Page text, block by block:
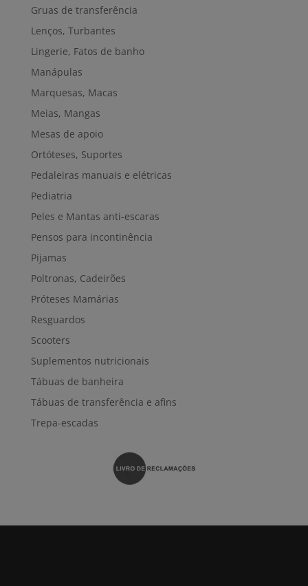
Gruas de transferência
Lenços, Turbantes
Lingerie, Fatos de banho
Manápulas
Marquesas, Macas
Meias, Mangas
Mesas de apoio
Ortóteses, Suportes
Pedaleiras manuais e elétricas
Pediatria
Peles e Mantas anti-escaras
Pensos para incontinência
Pijamas
Poltronas, Cadeirões
Próteses Mamárias
Resguardos
Scooters
Suplementos nutricionais
Tábuas de banheira
Tábuas de transferência e afins
Trepa-escadas